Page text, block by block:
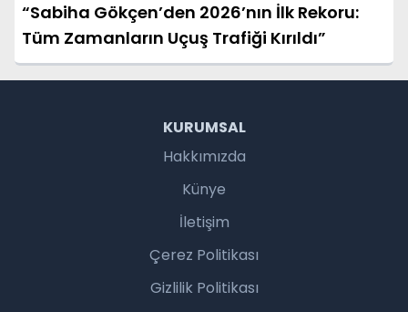
“Sabiha Gökçen’den 2026’nın İlk Rekoru:
Tüm Zamanların Uçuş Trafiği Kırıldı”
KURUMSAL
Hakkımızda
Künye
İletişim
Çerez Politikası
Gizlilik Politikası